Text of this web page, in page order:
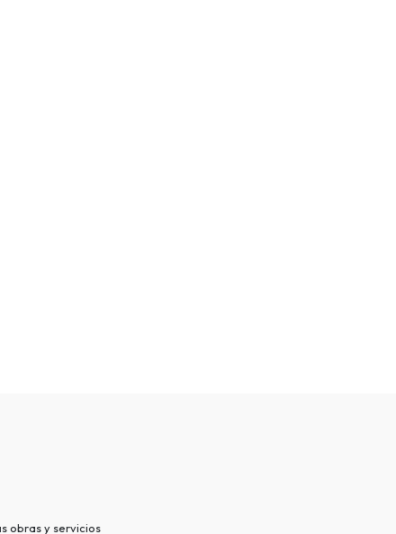
obras y servicios